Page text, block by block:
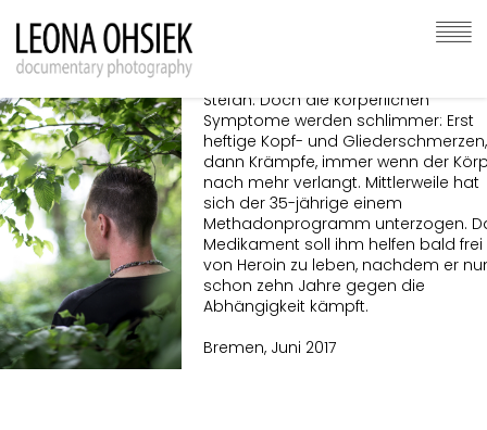
her. Als er zum ersten Mal Heroin
nimmt, weiß er noch nicht, wie
Stefan. Doch die körperlichen
Symptome werden schlimmer: Erst
heftige Kopf- und Gliederschmerzen,
dann Krämpfe, immer wenn der
nach mehr verlangt. Mittlerweile hat
sich der 35-jährige einem
Methadonprogramm unterzogen.
Medikament soll ihm helfen bald frei
von Heroin zu leben, nachdem er
schon zehn Jahre gegen die
Abhängigkeit kämpft.
Bremen, Juni 2017